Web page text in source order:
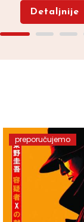
Detaljnije
preporučujemo